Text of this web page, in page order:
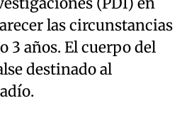
las circunstancias
3 años. El cuerpo del
destinado al